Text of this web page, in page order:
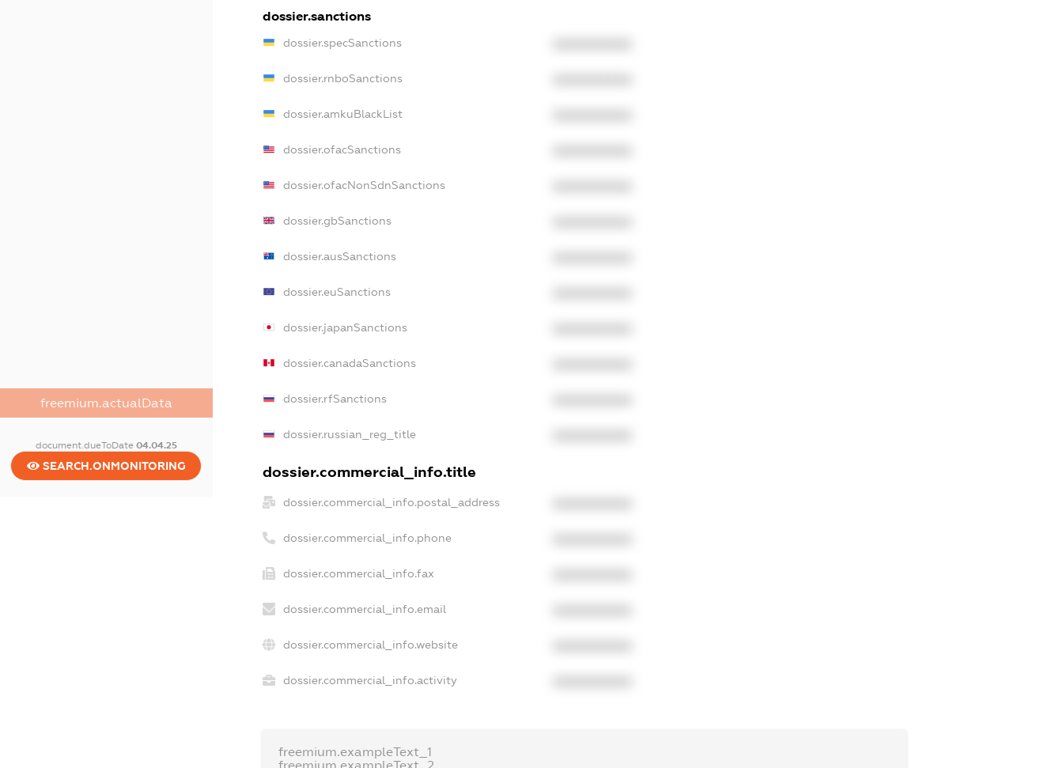
freemium.actualData
document.dueToDate 04.04.25
SEARCH.ONMONITORING
dossier.sanctions
dossier.specSanctions
dossier.rnboSanctions
dossier.amkuBlackList
dossier.ofacSanctions
dossier.ofacNonSdnSanctions
dossier.gbSanctions
dossier.ausSanctions
dossier.euSanctions
dossier.japanSanctions
dossier.canadaSanctions
dossier.rfSanctions
dossier.russian_reg_title
dossier.commercial_info.title
dossier.commercial_info.postal_address
dossier.commercial_info.phone
dossier.commercial_info.fax
dossier.commercial_info.email
dossier.commercial_info.website
dossier.commercial_info.activity
freemium.exampleText_1
freemium.exampleText_2